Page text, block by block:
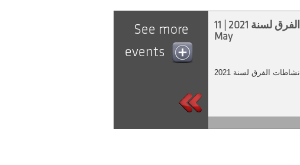
See more
events
نشاطات الفرق لسنة 2021 | 11
May
نشاطات الفرق لسنة 2021